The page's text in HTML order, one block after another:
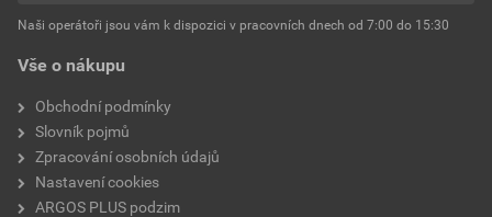
Vše o nákupu
Obchodní podmínky
Slovník pojmů
Zpracování osobních údajů
Nastavení cookies
ARGOS PLUS podzim
Naši operátoři jsou vám k dispozici v pracovních dnech od 7:00 do 15:30